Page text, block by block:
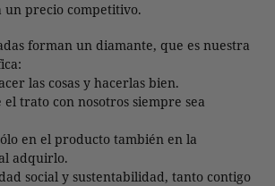
un precio competitivo.
forman un diamante, que es nuestra
las cosas y hacerlas bien.
el trato con nosotros siempre sea
en el producto también en la
adquirlo.
social y sustentabilidad, tanto contigo